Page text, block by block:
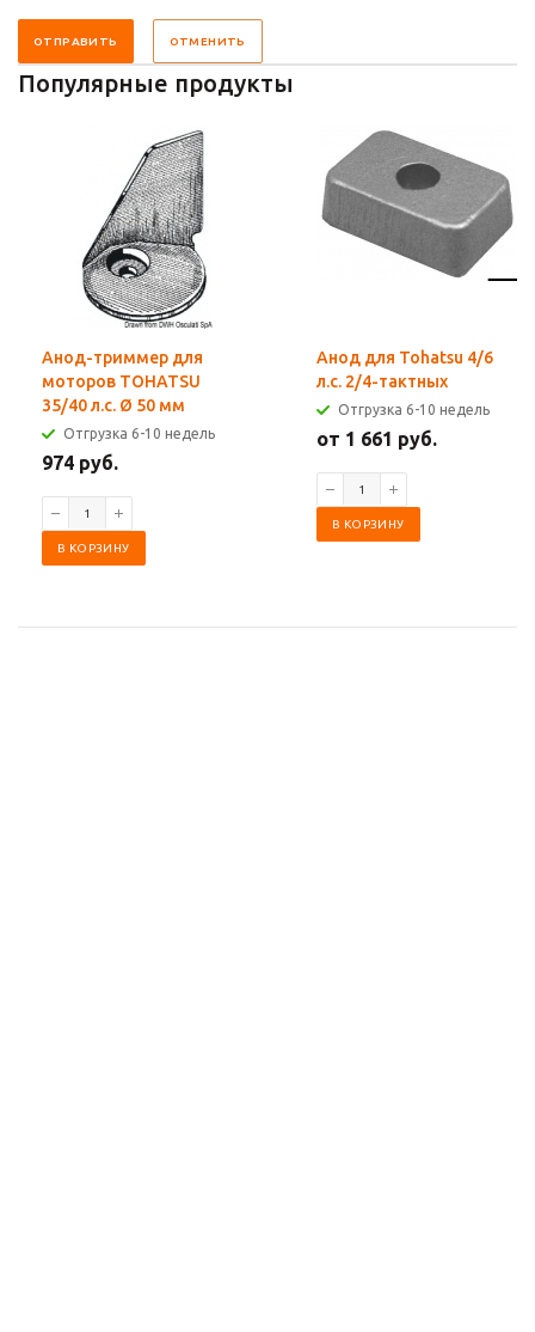
ОТПРАВИТЬ ОТМЕНИТЬ
Популярные продукты
Анод-триммер для
моторов TOHATSU
35/40 л.с. Ø 50 мм
Отгрузка 6-10 недель
974 руб.
В КОРЗИНУ
Анод для Tohatsu 4/6
л.с. 2/4-тактных
Отгрузка 6-10 недель
от 1 661 руб.
В КОРЗИНУ